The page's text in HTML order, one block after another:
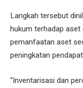
Langkah tersebut
hukum terhadap
pemanfaatan aset
peningkatan
“Inventarisasi dan